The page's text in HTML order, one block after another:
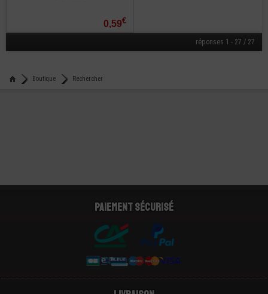
0,59€
réponses 1 - 27 / 27
Boutique Rechercher
Paiement sécurisé